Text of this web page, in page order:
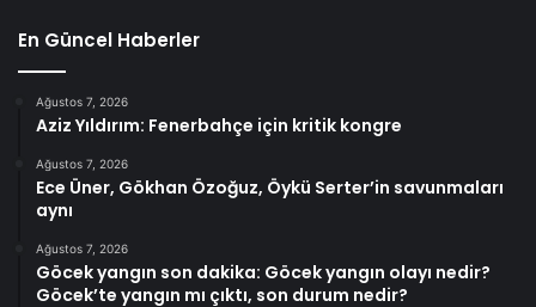
En Güncel Haberler
Ağustos 7, 2026
Aziz Yıldırım: Fenerbahçe için kritik kongre
Ağustos 7, 2026
Ece Üner, Gökhan Özoğuz, Öykü Serter’in savunmaları
aynı
Ağustos 7, 2026
Göcek yangın son dakika: Göcek yangın olayı nedir?
Göcek’te yangın mı çıktı, son durum nedir?